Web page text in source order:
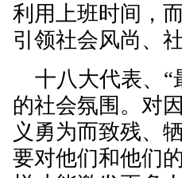
利用上班时间，
引领社会风尚、
十八大代表、“
的社会氛围。对
义勇为而致残、
要对他们和他们